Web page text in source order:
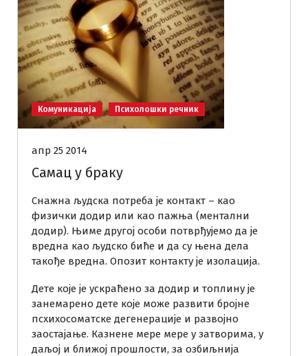
Комуникација Психолошки речник
апр 25 2014
Самац у браку
Снажна људска потреба је контакт – као
физички додир или као пажња (ментални
додир). Њиме другој особи потврђујемо да је
вредна као људско биће и да су њена дела
такође вредна. Опозит контакту је изолација.
Дете које је ускраћено за додир и топлину је
занемарено дете које може развити бројне
псхихосоматске дегенерације и развојно
заостајање. Казнене мере мере у затворима, у
даљој и ближој прошлости, за озбиљнија